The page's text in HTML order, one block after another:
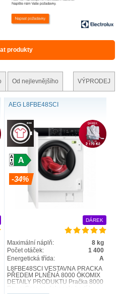
produkty
Od nejlevnějšího VÝPRODEJ
AEG L8FBE48SCI
-34%
DÁREK
Maximální náplň:
8 kg
Počet otáček:
1 400
Energetická třída:
A
L8FBE48SCI VESTAVNÁ PRAČKA
PŘEDEM PLNĚNÁ 8000 ÖKOMIX
DETAILY PRODUKTU Pračka 8000